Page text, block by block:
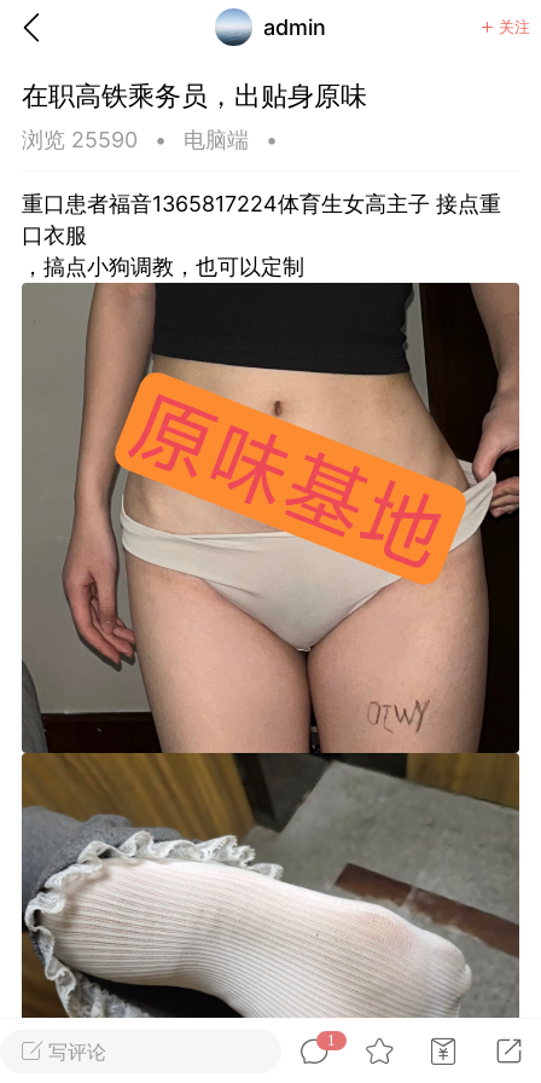
admin 关注
味”的小姐
大二女生囡囡
Dsisley女
曲奇小饼干
海航在飞空姐
写评论
1
在职高铁乘务员，出贴身原味
浏览 25590 • 电脑端 •
重口患者福音1365817224体育生女高主子 接点重
口衣服
，搞点小狗调教，也可以定制